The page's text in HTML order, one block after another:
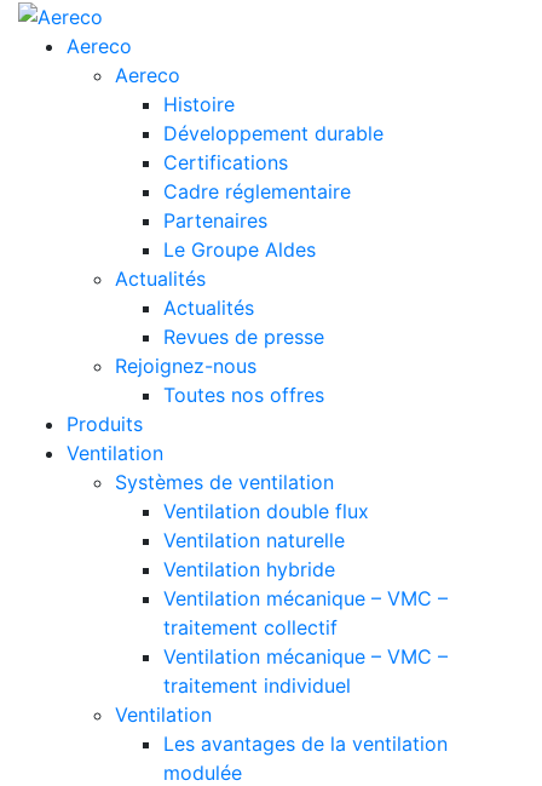
Aereco
Aereco
Histoire
Développement durable
Certifications
Cadre réglementaire
Partenaires
Le Groupe Aldes
Actualités
Actualités
Revues de presse
Rejoignez-nous
Toutes nos offres
Produits
Ventilation
Systèmes de ventilation
Ventilation double flux
Ventilation naturelle
Ventilation hybride
Ventilation mécanique – VMC –
traitement collectif
Ventilation mécanique – VMC –
traitement individuel
Ventilation
Les avantages de la ventilation
modulée